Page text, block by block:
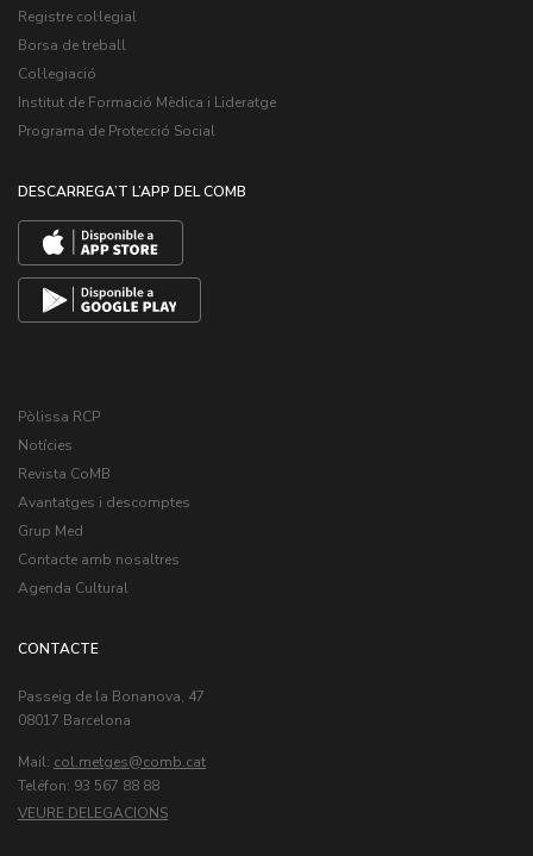
Registre col·legial
Borsa de treball
Col·legiació
Institut de Formació Mèdica i Lideratge
Programa de Protecció Social
DESCARREGA’T L’APP DEL COMB
Pòlissa RCP
Notícies
Revista CoMB
Avantatges i descomptes
Grup Med
Contacte amb nosaltres
Agenda Cultural
CONTACTE
Passeig de la Bonanova, 47
08017 Barcelona
Mail: col.metges
Teléfon: 93 567 88 88
VEURE DELEGACIONS